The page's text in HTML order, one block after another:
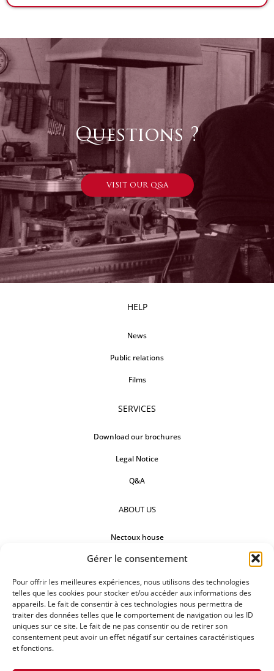
Gérer le consentement
Pour offrir les meilleures expériences, nous utilisons des technologies
telles que les cookies pour stocker et/ou accéder aux informations des
appareils. Le fait de consentir à ces technologies nous permettra de
traiter des données telles que le comportement de navigation ou les ID
uniques sur ce site. Le fait de ne pas consentir ou de retirer son
consentement peut avoir un effet négatif sur certaines caractéristiques
et fonctions.
Questions ?
VISIT OUR Q&A
HELP
News
Public relations
Films
SERVICES
Download our brochures
Legal Notice
Q&A
ABOUT US
Nectoux house
Countertops
Our references
FOLLOW US
REQUEST FOR A QUOTATION